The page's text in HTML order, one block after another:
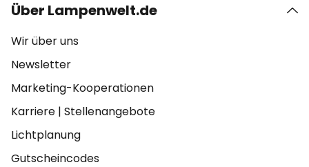
Über Lampenwelt.de
Wir über uns
Newsletter
Marketing-Kooperationen
Karriere | Stellenangebote
Lichtplanung
Gutscheincodes